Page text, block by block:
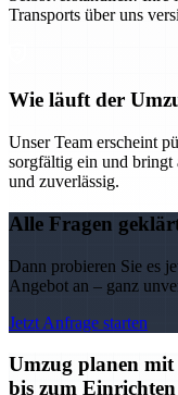
Transports über uns
Wie läuft der
Unser Team erscheint
sorgfältig ein und bringt
und zuverlässig.
Alle Fragen
Dann probieren Sie es
Angebot an – ganz
Jetzt Anfrage starten
Umzug planen
bis zum